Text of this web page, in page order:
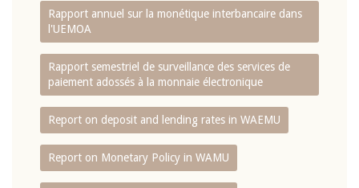
Rapport annuel sur la monétique interbancaire dans
l'UEMOA
Rapport semestriel de surveillance des services de
paiement adossés à la monnaie électronique
Report on deposit and lending rates in WAEMU
Report on Monetary Policy in WAMU